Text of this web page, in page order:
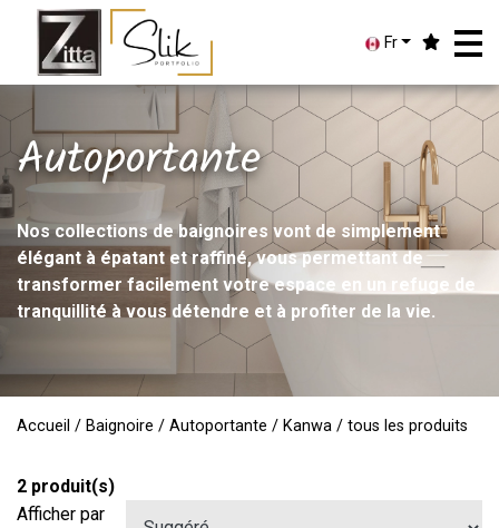
Fr
Autoportante
Nos collections de baignoires vont de simplement
élégant à épatant et raffiné, vous permettant de
transformer facilement votre espace en un refuge de
tranquillité à vous détendre et à profiter de la vie.
Accueil / Baignoire / Autoportante / Kanwa / tous les produits
2 produit(s)
Afficher par